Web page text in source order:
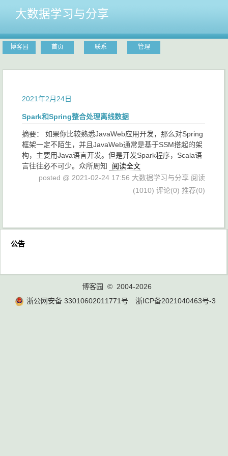
大数据学习与分享
博客园 首页 联系 管理
2021年2月24日
Spark和Spring整合处理离线数据
摘要： 如果你比较熟悉JavaWeb应用开发，那么对Spring
框架一定不陌生，并且JavaWeb通常是基于SSM搭起的架
构，主要用Java语言开发。但是开发Spark程序，Scala语
言往往必不可少。众所周知
阅读全文
posted @ 2021-02-24 17:56 大数据学习与分享 阅读
(1010) 评论(0) 推荐(0)
公告
博客园
© 2004-2026
浙公网安备 33010602011771号
浙ICP备2021040463号-3